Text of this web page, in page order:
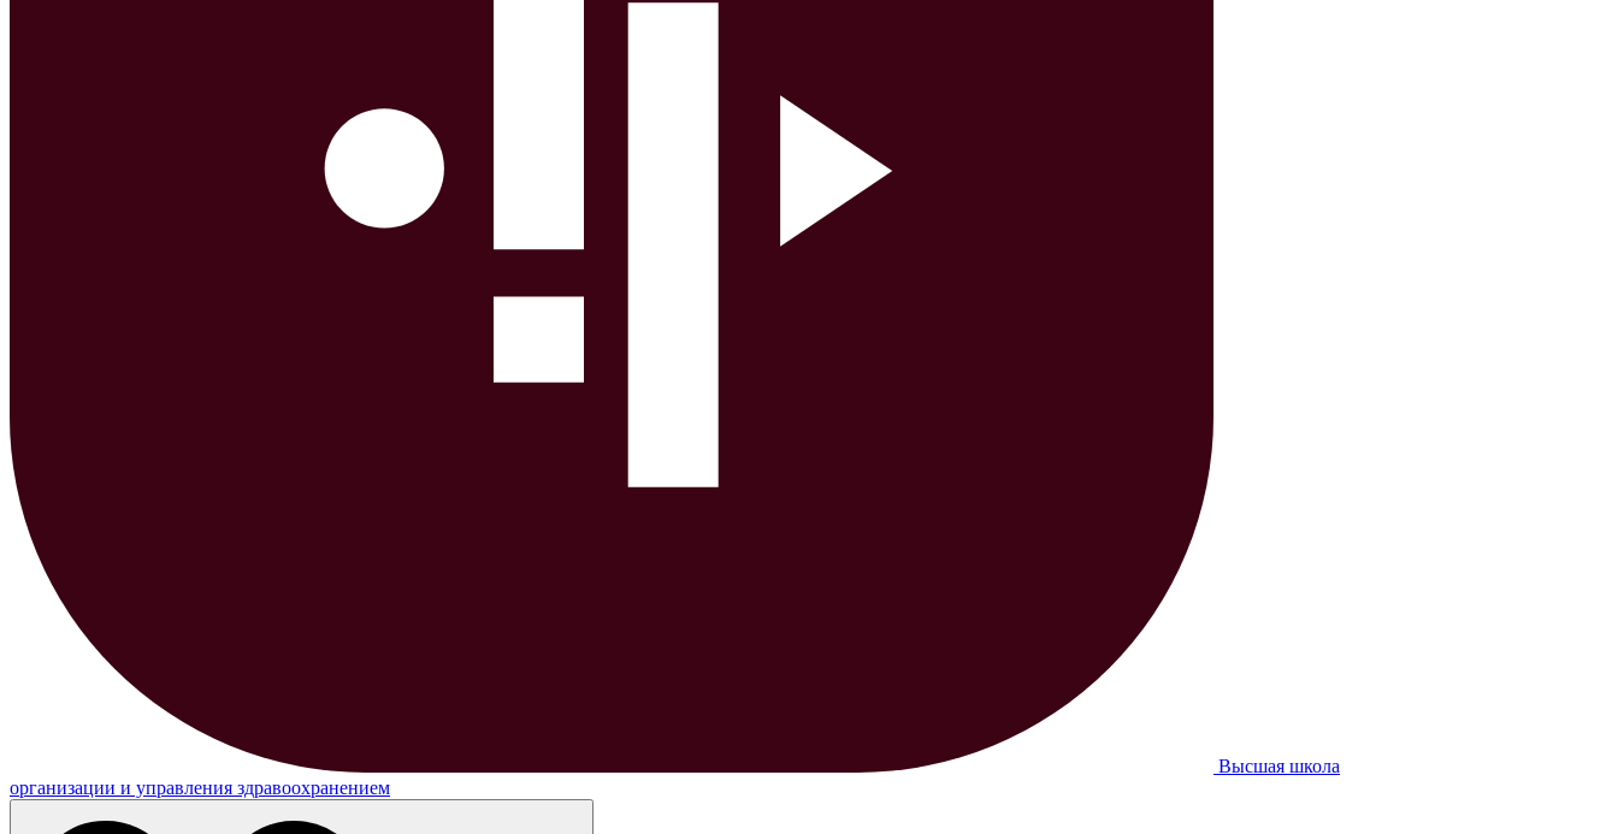
Высшая школа
организации и управления здравоохранением